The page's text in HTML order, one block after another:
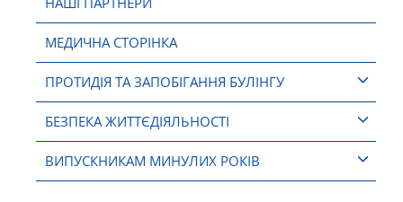
МЕДИЧНА СТОРІНКА
ПРОТИДІЯ ТА ЗАПОБІГАННЯ БУЛІНГУ
БЕЗПЕКА ЖИТТЄДІЯЛЬНОСТІ
ВИПУСКНИКАМ МИНУЛИХ РОКІВ